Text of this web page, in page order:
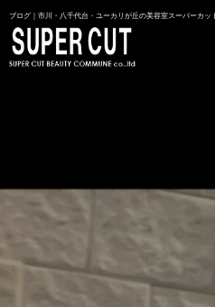
ブログ｜市川・八千代台・ユーカリが丘の美容室スーパーカッ